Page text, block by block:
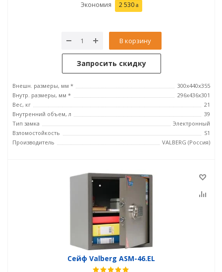
Экономия 2 530
В корзину
Запросить скидку
Внешн. размеры, мм *
300x440x355
Внутр. размеры, мм *
296х436х301
Вес, кг
21
Внутренний объем, л
39
Тип замка
Электронный
Взломостойкость
S1
Производитель
VALBERG (Россия)
Сейф Valberg ASM-46.EL